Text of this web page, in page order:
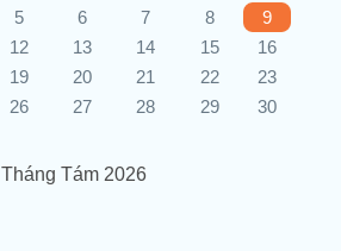
Tháng Tám 2026
5 6 7 8
9
12 13 14 15
16
19 20 21 22
23
26 27 28 29
30